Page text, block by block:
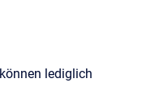
lediglich